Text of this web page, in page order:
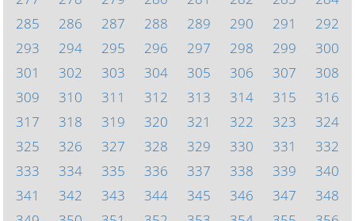
285
286 287 288 289 290 291
292
293
294 295 296 297 298 299
300
301
302 303 304 305 306 307
308
309
310 311 312 313 314 315
316
317
318 319 320 321 322 323
324
325
326 327 328 329 330 331
332
333
334 335 336 337 338 339
340
341
342 343 344 345 346 347
348